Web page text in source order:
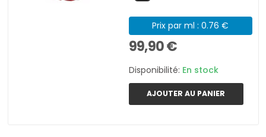
Prix par ml : 0.76 €
99,90 €
Disponibilité: En stock
AJOUTER AU PANIER